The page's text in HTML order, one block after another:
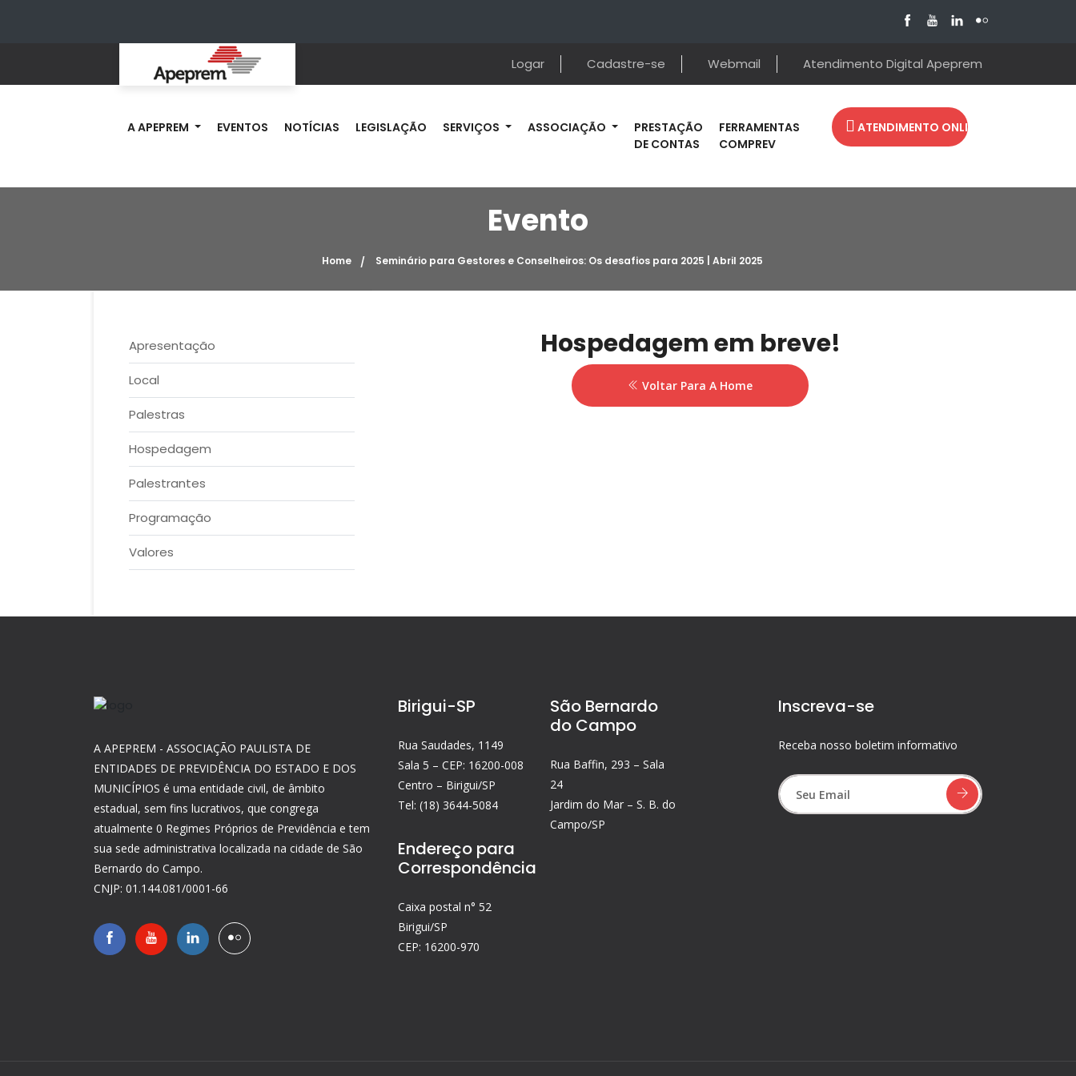
Logar Cadastre-se Webmail Atendimento Digital Apeprem
A APEPREM EVENTOS NOTÍCIAS LEGISLAÇÃO SERVIÇOS ASSOCIAÇÃO
PRESTAÇÃO
DE CONTAS
FERRAMENTAS
COMPREV
ATENDIMENTO ONLINE
Evento
Home Seminário para Gestores e Conselheiros: Os desafios para 2025 | Abril 2025
Apresentação
Local
Palestras
Hospedagem
Palestrantes
Programação
Valores
Hospedagem em breve!
Voltar Para A Home
A APEPREM - ASSOCIAÇÃO PAULISTA DE
ENTIDADES DE PREVIDÊNCIA DO ESTADO E DOS
MUNICÍPIOS é uma entidade civil, de âmbito
estadual, sem fins lucrativos, que congrega
atualmente 0 Regimes Próprios de Previdência e tem
sua sede administrativa localizada na cidade de São
Bernardo do Campo.
CNJP: 01.144.081/0001-66
Birigui-SP
Rua Saudades, 1149
Sala 5 – CEP: 16200-008
Centro – Birigui/SP
Tel: (18) 3644-5084
Endereço para
Correspondência
Caixa postal n° 52
Birigui/SP
CEP: 16200-970
São Bernardo
do Campo
Rua Baffin, 293 – Sala
24
Jardim do Mar – S. B. do
Campo/SP
Inscreva-se
Receba nosso boletim informativo